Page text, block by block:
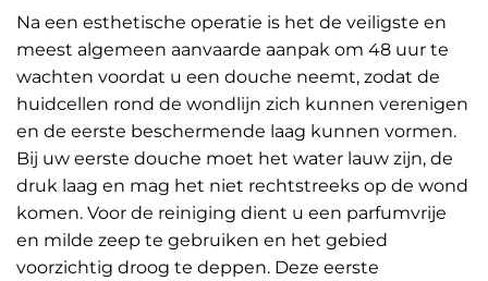
Na een esthetische operatie is het de veiligste en
meest algemeen aanvaarde aanpak om 48 uur te
wachten voordat u een douche neemt, zodat de
huidcellen rond de wondlijn zich kunnen verenigen
en de eerste beschermende laag kunnen vormen.
Bij uw eerste douche moet het water lauw zijn, de
druk laag en mag het niet rechtstreeks op de wond
komen. Voor de reiniging dient u een parfumvrije
en milde zeep te gebruiken en het gebied
voorzichtig droog te deppen. Deze eerste